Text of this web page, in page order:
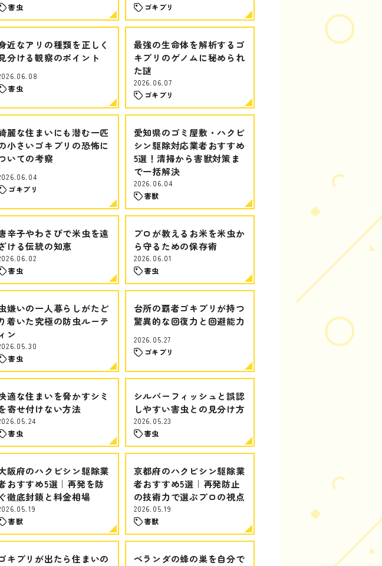
害虫
ゴキブリ
近なアリの種類を正しく
見分ける観察のポイント
害虫
最強の生命体を解析するゴ
キブリのゲノムに秘められ
た謎
2026.06.07
ゴキブリ
麗な住まいにも潜む一匹
小さいゴキブリの恐怖に
いての考察
ゴキブリ
愛知県のゴミ屋敷・ハクビ
シン駆除対応業者おすすめ
5選！清掃から害獣対策ま
で一括解決
2026.06.04
害獣
辛子やわさびで米虫を遠
ける伝統の知恵
害虫
プロが教えるお米を米虫か
ら守るための保存術
2026.06.01
害虫
嫌いの一人暮らしがたど
り着いた究極の防虫ルーテ
ィン
害虫
台所の覇者ゴキブリが持つ
驚異的な回復力と回避能力
2026.05.27
ゴキブリ
適な住まいを脅かすシミ
寄せ付けない方法
害虫
シルバーフィッシュと誤認
しやすい害虫との見分け方
2026.05.23
害虫
阪府のハクビシン駆除業
おすすめ5選｜再発を防
ぐ徹底封鎖と料金相場
害獣
京都府のハクビシン駆除業
者おすすめ5選｜再発防止
の技術力で選ぶプロの視点
2026.05.19
害獣
キブリが出たら住まいの
ベランダの蜂の巣を自分で